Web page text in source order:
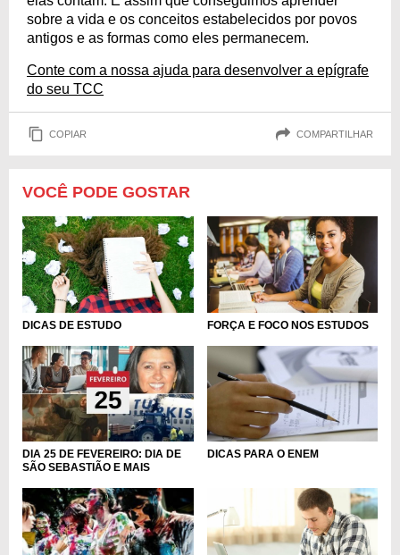
sobre a vida e os conceitos estabelecidos por povos
antigos e as formas como eles permanecem.
Conte com a nossa ajuda para desenvolver a epígrafe
do seu TCC
COPIAR COMPARTILHAR
VOCÊ PODE GOSTAR
DICAS DE ESTUDO FORÇA E FOCO NOS ESTUDOS
DIA 25 DE FEVEREIRO: DIA DE
SÃO SEBASTIÃO E MAIS
DICAS PARA O ENEM